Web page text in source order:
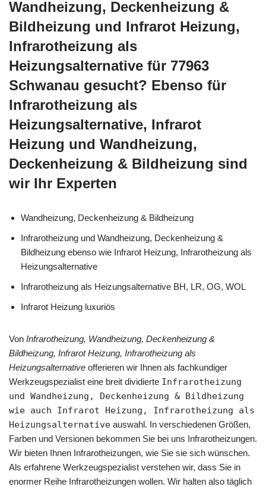
Wandheizung, Deckenheizung &
Bildheizung und Infrarot Heizung,
Infrarotheizung als
Heizungsalternative für 77963
Schwanau gesucht? Ebenso für
Infrarotheizung als
Heizungsalternative, Infrarot
Heizung und Wandheizung,
Deckenheizung & Bildheizung sind
wir Ihr Experten
Wandheizung, Deckenheizung & Bildheizung
Infrarotheizung und Wandheizung, Deckenheizung &
Bildheizung ebenso wie Infrarot Heizung, Infrarotheizung als
Heizungsalternative
Infrarotheizung als Heizungsalternative BH, LR, OG, WOL
Infrarot Heizung luxuriös
Von Infrarotheizung, Wandheizung, Deckenheizung &
Bildheizung, Infrarot Heizung, Infrarotheizung als
Heizungsalternative offerieren wir Ihnen als fachkundiger
Werkzeugspezialist eine breit dividierte Infrarotheizung
und Wandheizung, Deckenheizung & Bildheizung
wie auch Infrarot Heizung, Infrarotheizung als
Heizungsalternative auswahl. In verschiedenen Größen,
Farben und Versionen bekommen Sie bei uns Infrarotheizungen.
Wir bieten Ihnen Infrarotheizungen, wie Sie sie sich wünschen.
Als erfahrene Werkzeugspezialist verstehen wir, dass Sie in
enormer Reihe Infrarotheizungen wollen. Wir halten also täglich